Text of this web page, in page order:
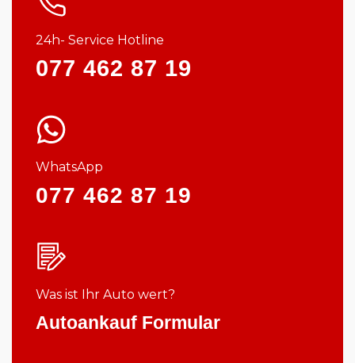
24h- Service Hotline
077 462 87 19
WhatsApp
077 462 87 19
Was ist Ihr Auto wert?
Autoankauf Formular